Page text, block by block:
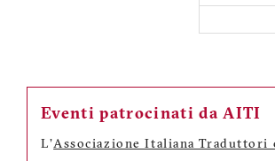
Eventi patrocinati da AITI
L'Associazione Italiana